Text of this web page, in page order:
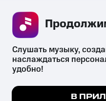
СКАЧАТЬ
психотропных веществ, их
их незаконный оборот
Мы используем куки,
Слушать музыку,
наслаждаться
удобно!
В